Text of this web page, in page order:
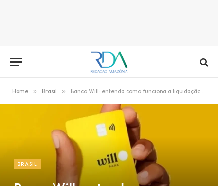
Home » Brasil » Banco Will: entenda como funciona a liquidação e os impactos da medida
BRASIL